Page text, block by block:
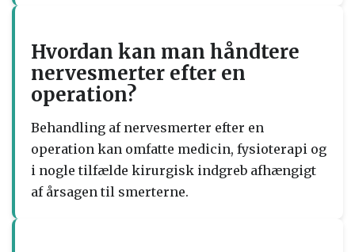
Hvordan kan man håndtere
nervesmerter efter en
operation?
Behandling af nervesmerter efter en
operation kan omfatte medicin, fysioterapi og
i nogle tilfælde kirurgisk indgreb afhængigt
af årsagen til smerterne.